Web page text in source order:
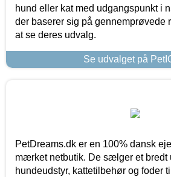
hund eller kat med udgangspunkt i
der baserer sig på gennemprøvede
at se deres udvalg.
Se udvalget på
PetDreams.dk er en 100% dansk
mærket netbutik. De sælger et bredt
hundeudstyr, kattetilbehør og foder